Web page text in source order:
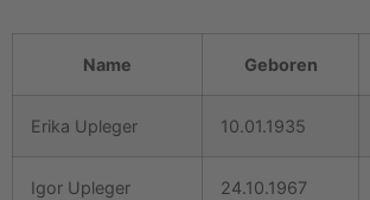
Name Geboren
Erika Upleger 10.01.1935
Igor Upleger 24.10.1967